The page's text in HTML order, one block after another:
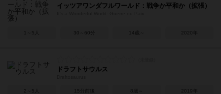
イッツアワンダフルワールド：戦争か平和か（拡張）
1～5人 30～60分 14歳～ 2020年
ドラフトサウルス
2～5人 15分前後 8歳～ 2019年